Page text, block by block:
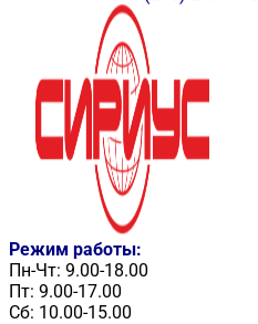
Режим работы:
Пн-Чт: 9.00-18.00
Пт: 9.00-17.00
Сб: 10.00-15.00